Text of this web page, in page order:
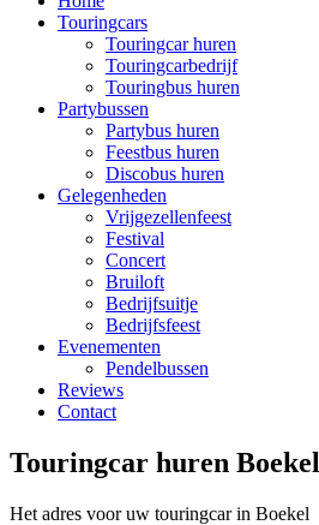
Touringcars
Touringcar huren
Touringcarbedrijf
Touringbus huren
Partybussen
Partybus huren
Feestbus huren
Discobus huren
Gelegenheden
Vrijgezellenfeest
Festival
Concert
Bruiloft
Bedrijfsuitje
Bedrijfsfeest
Evenementen
Pendelbussen
Reviews
Contact
Touringcar huren Boekel
Het adres voor uw touringcar in Boekel